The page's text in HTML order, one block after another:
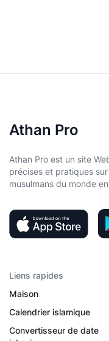
Athan Pro
Athan Pro est un site
précises et pratiques
musulmans du monde
Liens rapides
Maison
Calendrier islamique
Convertisseur de date